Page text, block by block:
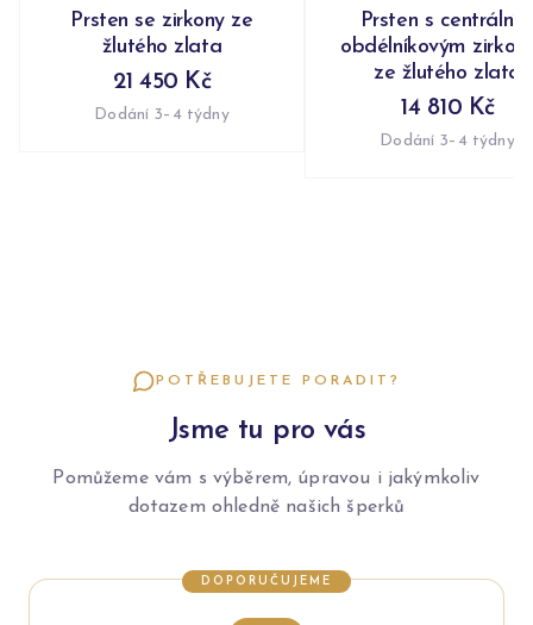
Prsten se zirkony ze
žlutého zlata
21 450 Kč
Dodání 3–4 týdny
Prsten s
obdélníkovým
ze žlutého zlata
14 810 Kč
Dodání 3–4 týdny
POTŘEBUJETE PORADIT?
Jsme tu pro vás
Pomůžeme vám s výběrem, úpravou i jakýmkoliv
dotazem ohledně našich šperků
DOPORUČUJEME